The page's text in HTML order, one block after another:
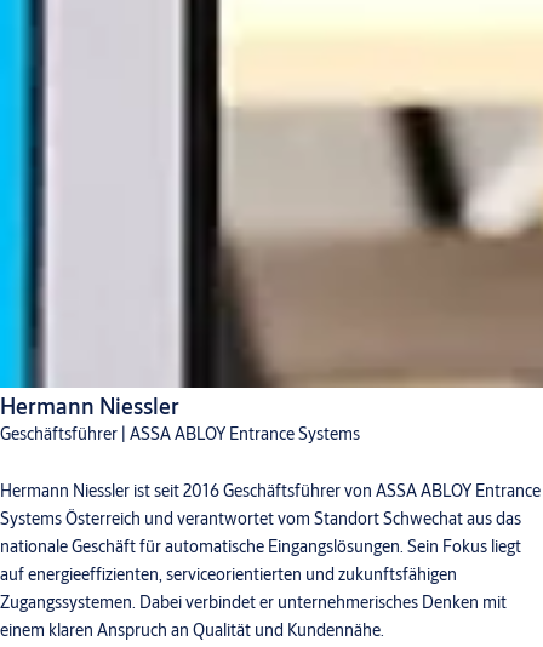
Hermann Niessler
Geschäftsführer | ASSA ABLOY Entrance Systems
Hermann Niessler ist seit 2016 Geschäftsführer von ASSA ABLOY Entrance
Systems Österreich und verantwortet vom Standort Schwechat aus das
nationale Geschäft für automatische Eingangslösungen. Sein Fokus liegt
auf energieeffizienten, serviceorientierten und zukunftsfähigen
Zugangssystemen. Dabei verbindet er unternehmerisches Denken mit
einem klaren Anspruch an Qualität und Kundennähe.